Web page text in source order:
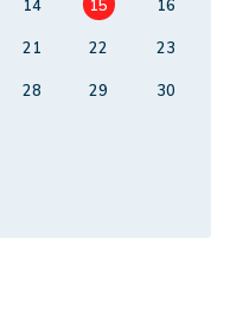
14 15
16
21 22
23
28 29
30